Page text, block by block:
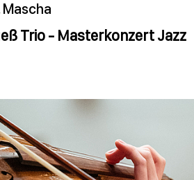
Mascha
Trio - Masterkonzert Jazz